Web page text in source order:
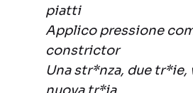
piatti
Applico pressione
constrictor
Una str*nza, due tr*ie,